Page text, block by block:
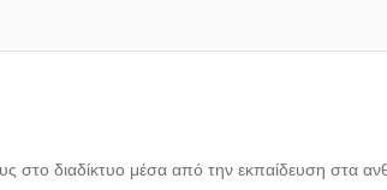
στο διαδίκτυο μέσα από την εκπαίδευση στα